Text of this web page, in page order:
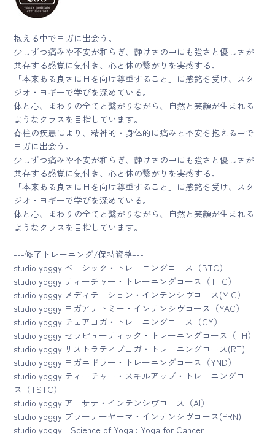
抱える中でヨガに出会う。
少しずつ痛みや不安が和らぎ、静けさの中にも強さと優しさが
共存する感覚に気付き、心と体の繋がりを実感する。
「本来ある良さに目を向け尊重すること」に感銘を受け、スタ
ジオ・ヨギーで学びを深めている。
体と心、まわりの全てと繋がりながら、自然と笑顔が生まれる
ようなクラスを目指しています。
脊柱の疾患により、精神的・身体的に痛みと不安を抱える中で
ヨガに出会う。
少しずつ痛みや不安が和らぎ、静けさの中にも強さと優しさが
共存する感覚に気付き、心と体の繋がりを実感する。
「本来ある良さに目を向け尊重すること」に感銘を受け、スタ
ジオ・ヨギーで学びを深めている。
体と心、まわりの全てと繋がりながら、自然と笑顔が生まれる
ようなクラスを目指しています。
---修了トレーニング/保持資格---
studio yoggy ベーシック・トレーニングコース（BTC）
studio yoggy ティーチャー・トレーニングコース（TTC）
studio yoggy メディテーション・インテンシヴコース(MIC）
studio yoggy ヨガアナトミー・インテンシヴコース（YAC）
studio yoggy チェアヨガ・トレーニングコース（CY）
studio yoggy セラピューティック・トレーニングコース（TH）
studio yoggy リストラティブヨガ・トレーニングコース(RT)
studio yoggy ヨガニドラー・トレーニングコース（YND）
studio yoggy ティーチャー・スキルアップ・トレーニングコー
ス（TSTC）
studio yoggy アーサナ・インテンシヴコース（AI）
studio yoggy プラーナーヤーマ・インテンシヴコース(PRN)
studio yoggy Science of Yoga : Yoga for Cancer